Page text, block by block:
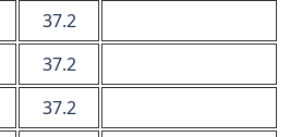
37.2
37.2
37.2